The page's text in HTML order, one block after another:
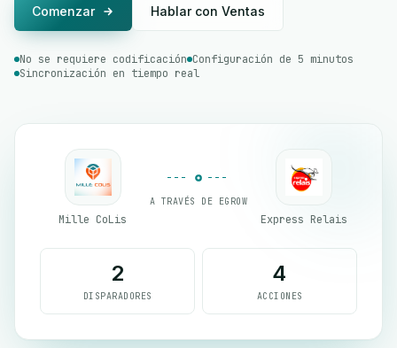
Comenzar Hablar con Ventas
No se requiere codificación Configuración de 5 minutos
Sincronización en tiempo real
Mille CoLis
A TRAVÉS DE EGROW
Express Relais
2
DISPARADORES
4
ACCIONES